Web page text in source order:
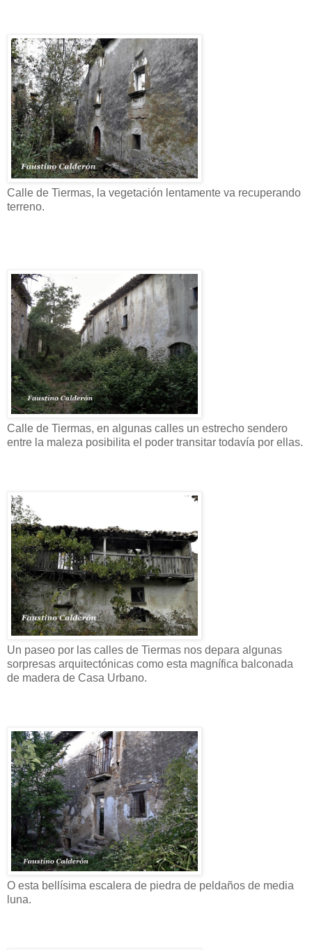
Calle de Tiermas, la vegetación lentamente va recuperando
terreno.
Calle de Tiermas, en algunas calles un estrecho sendero
entre la maleza posibilita el poder transitar todavía por ellas.
Un paseo por las calles de Tiermas nos depara algunas
sorpresas arquitectónicas como esta magnífica balconada
de madera de Casa Urbano.
O esta bellísima escalera de piedra de peldaños de media
luna.